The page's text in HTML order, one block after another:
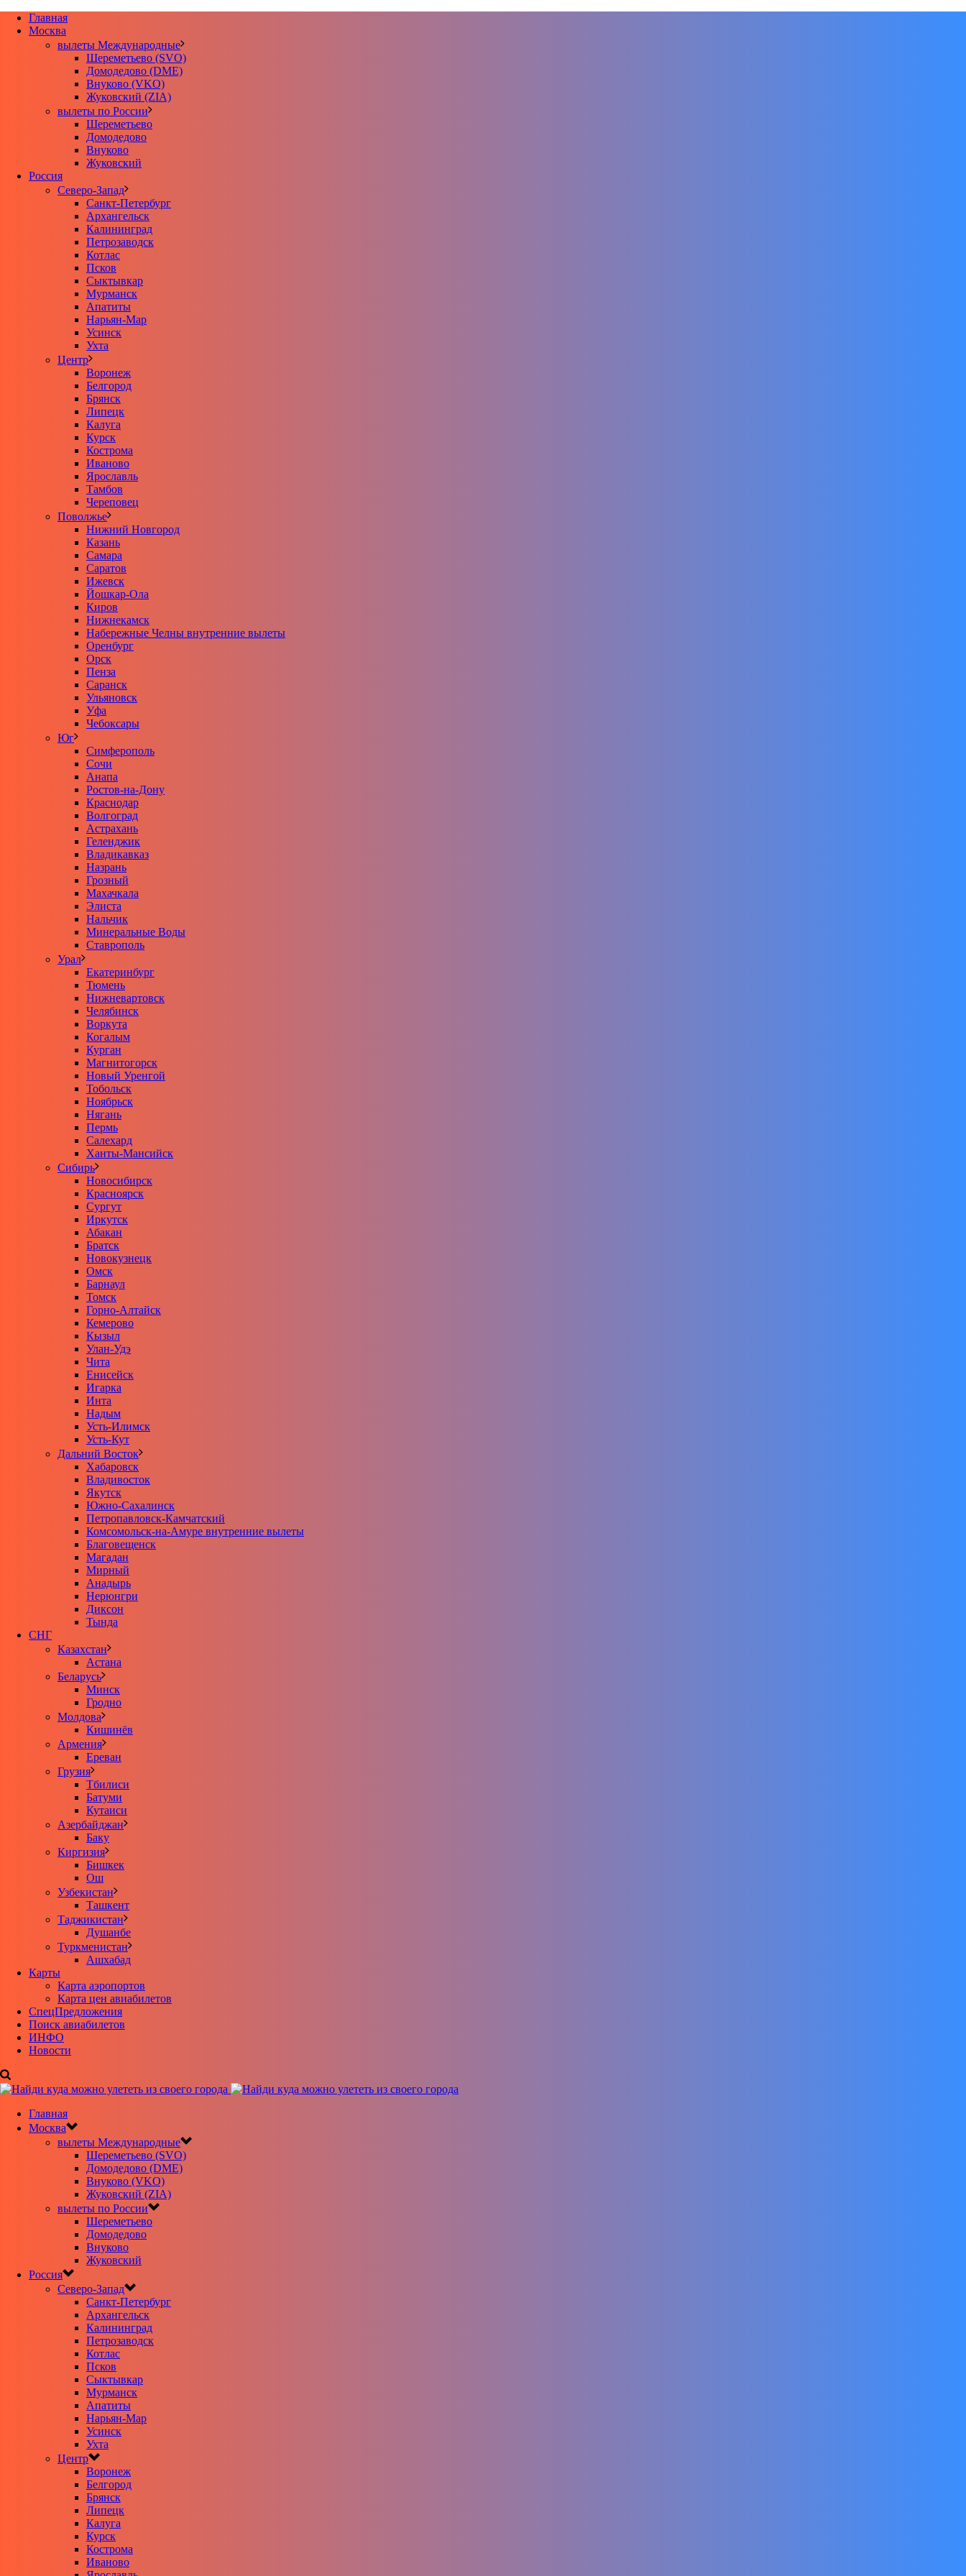
Главная
Москва
вылеты Международные
Шереметьево (SVO)
Домодедово (DME)
Внуково (VKO)
Жуковский (ZIA)
вылеты по России
Шереметьево
Домодедово
Внуково
Жуковский
Россия
Северо-Запад
Санкт-Петербург
Архангельск
Калининград
Петрозаводск
Котлас
Псков
Сыктывкар
Мурманск
Апатиты
Нарьян-Мар
Усинск
Ухта
Центр
Воронеж
Белгород
Брянск
Липецк
Калуга
Курск
Кострома
Иваново
Ярославль
Тамбов
Череповец
Поволжье
Нижний Новгород
Казань
Самара
Саратов
Ижевск
Йошкар-Ола
Киров
Нижнекамск
Набережные Челны внутренние вылеты
Оренбург
Орск
Пенза
Саранск
Ульяновск
Уфа
Чебоксары
Юг
Симферополь
Сочи
Анапа
Ростов-на-Дону
Краснодар
Волгоград
Астрахань
Геленджик
Владикавказ
Назрань
Грозный
Махачкала
Элиста
Нальчик
Минеральные Воды
Ставрополь
Урал
Екатеринбург
Тюмень
Нижневартовск
Челябинск
Воркута
Когалым
Курган
Магнитогорск
Новый Уренгой
Тобольск
Ноябрьск
Нягань
Пермь
Салехард
Ханты-Мансийск
Сибирь
Новосибирск
Красноярск
Сургут
Иркутск
Абакан
Братск
Новокузнецк
Омск
Барнаул
Томск
Горно-Алтайск
Кемерово
Кызыл
Улан-Удэ
Чита
Енисейск
Игарка
Инта
Надым
Усть-Илимск
Усть-Кут
Дальний Восток
Хабаровск
Владивосток
Якутск
Южно-Сахалинск
Петропавловск-Камчатский
Комсомольск-на-Амуре внутренние вылеты
Благовещенск
Магадан
Мирный
Анадырь
Нерюнгри
Диксон
Тында
СНГ
Казахстан
Астана
Беларусь
Минск
Гродно
Молдова
Кишинёв
Армения
Ереван
Грузия
Тбилиси
Батуми
Кутаиси
Азербайджан
Баку
Киргизия
Бишкек
Ош
Узбекистан
Ташкент
Таджикистан
Душанбе
Туркменистан
Ашхабад
Карты
Карта аэропортов
Карта цен авиабилетов
CпецПредложения
Поиск авиабилетов
ИНФО
Новости
Главная
Москва
вылеты Международные
Шереметьево (SVO)
Домодедово (DME)
Внуково (VKO)
Жуковский (ZIA)
вылеты по России
Шереметьево
Домодедово
Внуково
Жуковский
Россия
Северо-Запад
Санкт-Петербург
Архангельск
Калининград
Петрозаводск
Котлас
Псков
Сыктывкар
Мурманск
Апатиты
Нарьян-Мар
Усинск
Ухта
Центр
Воронеж
Белгород
Брянск
Липецк
Калуга
Курск
Кострома
Иваново